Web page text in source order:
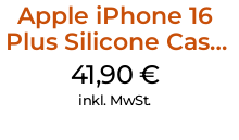
Apple iPhone 16
Plus Silicone Case
MagSafe Stone
Gray
41,90 €
inkl. MwSt.